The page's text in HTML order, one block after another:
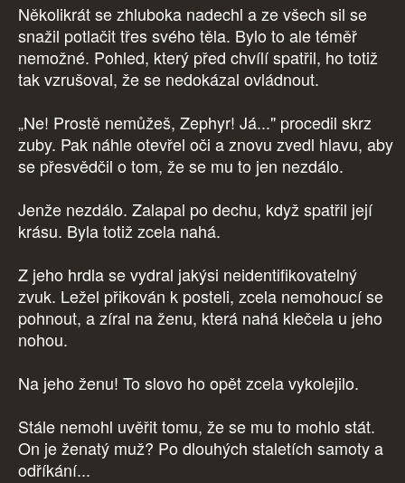
Několikrát se zhluboka nadechl a ze všech sil se
snažil potlačit třes svého těla. Bylo to ale téměř
nemožné. Pohled, který před chvílí spatřil, ho totiž
tak vzrušoval, že se nedokázal ovládnout.
„Ne! Prostě nemůžeš, Zephyr! Já..." procedil skrz
zuby. Pak náhle otevřel oči a znovu zvedl hlavu, aby
se přesvědčil o tom, že se mu to jen nezdálo.
Jenže nezdálo. Zalapal po dechu, když spatřil její
krásu. Byla totiž zcela nahá.
Z jeho hrdla se vydral jakýsi neidentifikovatelný
zvuk. Ležel přikován k posteli, zcela nemohoucí se
pohnout, a zíral na ženu, která nahá klečela u jeho
nohou.
Na jeho ženu! To slovo ho opět zcela vykolejilo.
Stále nemohl uvěřit tomu, že se mu to mohlo stát.
On je ženatý muž? Po dlouhých staletích samoty a
odříkání...